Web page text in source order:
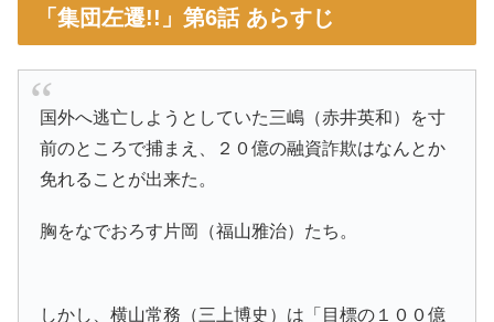
「集団左遷!!」第6話 あらすじ
国外へ逃亡しようとしていた三嶋（赤井英和）を寸
前のところで捕まえ、２０億の融資詐欺はなんとか
免れることが出来た。
胸をなでおろす片岡（福山雅治）たち。
しかし、横山常務（三上博史）は「目標の１００億